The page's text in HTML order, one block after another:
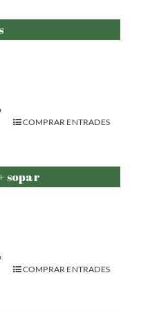
COMPRAR ENTRADES
sopar
COMPRAR ENTRADES